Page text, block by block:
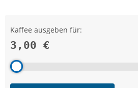
Kaffee ausgeben für:
3,00 €